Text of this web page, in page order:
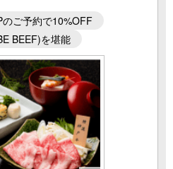
のご予約で10%OFF
BEEF)を堪能